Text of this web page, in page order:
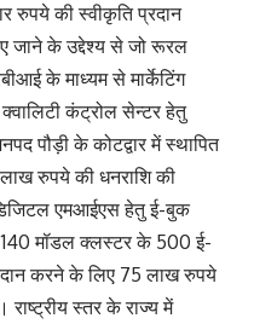
रुपये की स्वीकृति प्रदान
जाने के उद्देश्य से जो रूरल
के माध्यम से मार्केटिंग
कंट्रोल सेन्टर हेतु
पौड़ी के कोटद्वार में स्थापित
रुपये की धनराशि की
एमआईएस हेतु ई-बुक
मॉडल क्लस्टर के 500 ई-
करने के लिए 75 लाख रुपये
स्तर के राज्य में